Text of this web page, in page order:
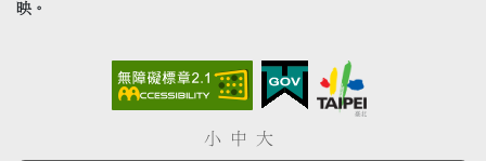
映。
小 中 大